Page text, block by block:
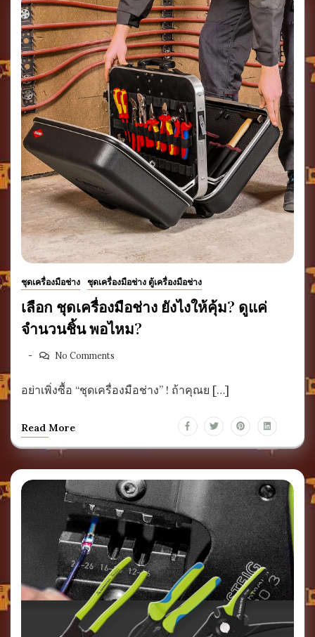
ชุดเครื่องมือช่าง ชุดเครื่องมือช่าง ตู้เครื่องมือช่าง
เลือก ชุดเครื่องมือช่าง ยังไงให้คุ้ม? ดูแค่
จำนวนชิ้น พอไหม?
No Comments
อย่าเพิ่งซื้อ “ชุดเครื่องมือช่าง” ! ถ้าคุณย […]
Read More